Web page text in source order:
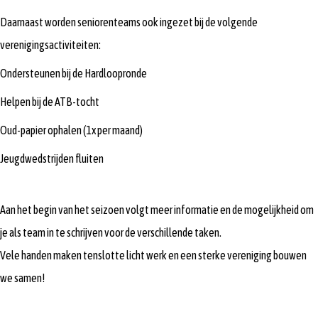
Daarnaast worden seniorenteams ook ingezet bij de volgende
verenigingsactiviteiten:
Ondersteunen bij de Hardloopronde
Helpen bij de ATB-tocht
Oud-papier ophalen (1x per maand)
Jeugdwedstrijden fluiten
Aan het begin van het seizoen volgt meer informatie en de mogelijkheid om
je als team in te schrijven voor de verschillende taken.
Vele handen maken tenslotte licht werk en een sterke vereniging bouwen
we samen!